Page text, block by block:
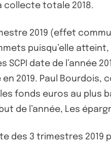
collecte totale 2018.
2019 (effet
puisqu’elle
date de l’année
2019. Paul Bourdois,
fonds euros au plus
de l’année, Les
des 3 trimestres